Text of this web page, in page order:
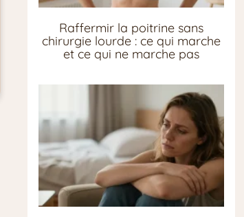
Raffermir la poitrine sans
chirurgie lourde : ce qui marche
et ce qui ne marche pas